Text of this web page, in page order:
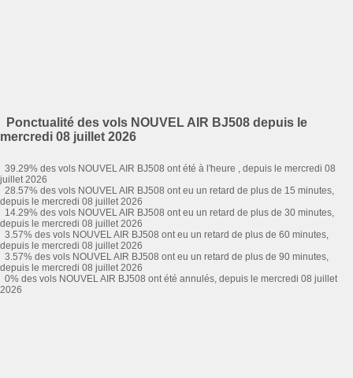
Ponctualité des vols NOUVEL AIR BJ508 depuis le
mercredi 08 juillet 2026
39.29% des vols NOUVEL AIR BJ508 ont été à l'heure , depuis le mercredi 08
juillet 2026
28.57% des vols NOUVEL AIR BJ508 ont eu un retard de plus de 15 minutes,
depuis le mercredi 08 juillet 2026
14.29% des vols NOUVEL AIR BJ508 ont eu un retard de plus de 30 minutes,
depuis le mercredi 08 juillet 2026
3.57% des vols NOUVEL AIR BJ508 ont eu un retard de plus de 60 minutes,
depuis le mercredi 08 juillet 2026
3.57% des vols NOUVEL AIR BJ508 ont eu un retard de plus de 90 minutes,
depuis le mercredi 08 juillet 2026
0% des vols NOUVEL AIR BJ508 ont été annulés, depuis le mercredi 08 juillet
2026